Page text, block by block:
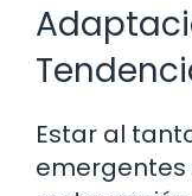
Estar al
emergentes